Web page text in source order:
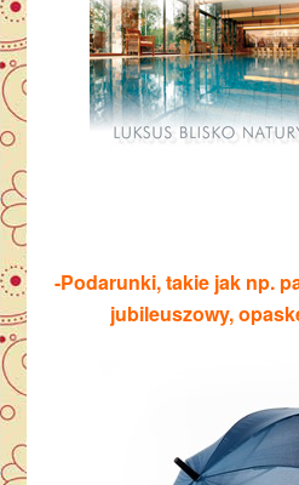
-Podarunki, takie jak np.
jubileuszowy,